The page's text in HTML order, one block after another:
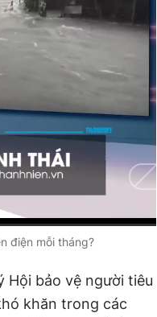
Auto
điện mỗi tháng?
Hội bảo vệ người tiêu
khăn trong các